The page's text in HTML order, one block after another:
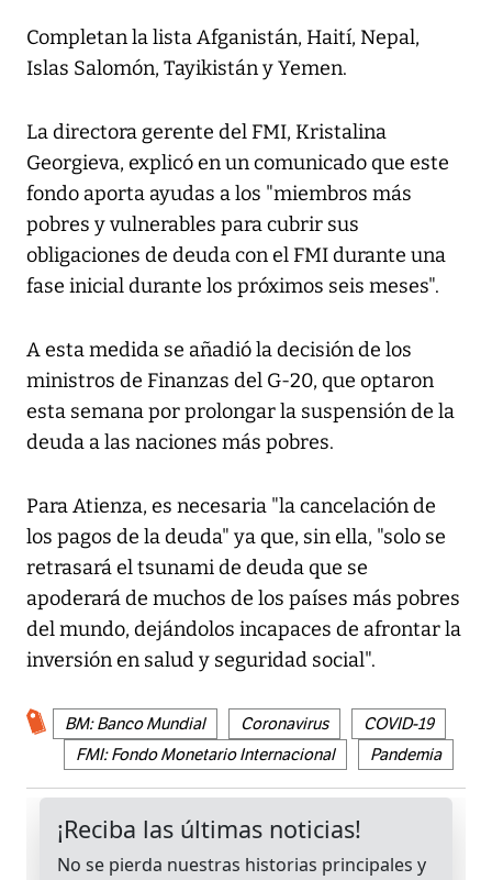
Completan la lista Afganistán, Haití, Nepal,
Islas Salomón, Tayikistán y Yemen.
La directora gerente del FMI, Kristalina
Georgieva, explicó en un comunicado que este
fondo aporta ayudas a los "miembros más
pobres y vulnerables para cubrir sus
obligaciones de deuda con el FMI durante una
fase inicial durante los próximos seis meses".
A esta medida se añadió la decisión de los
ministros de Finanzas del G-20, que optaron
esta semana por prolongar la suspensión de la
deuda a las naciones más pobres.
Para Atienza, es necesaria "la cancelación de
los pagos de la deuda" ya que, sin ella, "solo se
retrasará el tsunami de deuda que se
apoderará de muchos de los países más pobres
del mundo, dejándolos incapaces de afrontar la
inversión en salud y seguridad social".
BM: Banco Mundial Coronavirus
COVID-19
FMI: Fondo Monetario Internacional
Pandemia